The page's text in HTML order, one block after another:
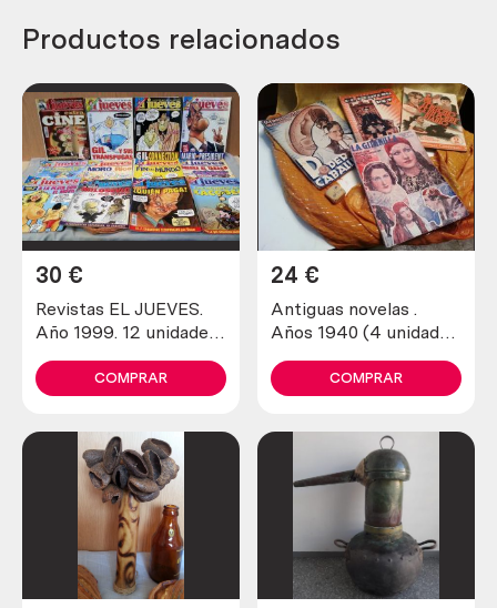
Productos relacionados
Revistas EL JUEVES.
Año 1999. 12 unidades
30 €
COMPRAR
Antiguas novelas .
Años 1940 (4 unidades
24 €
COMPRAR